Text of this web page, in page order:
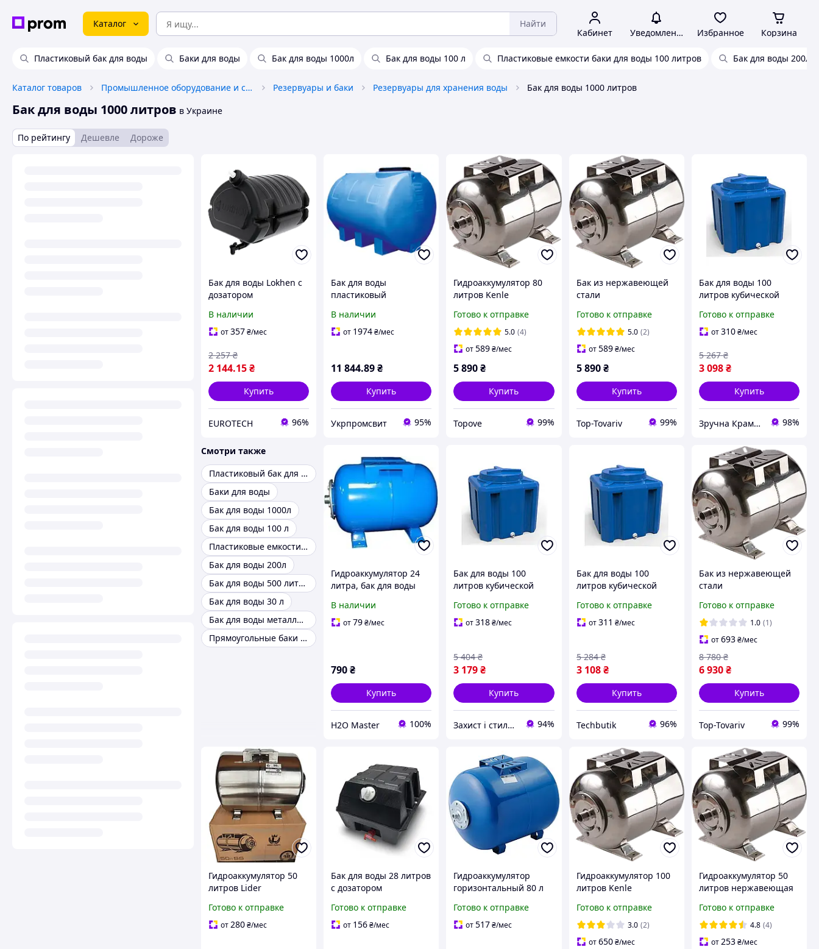
Каталог Найти
Кабинет Уведомления Избранное Корзина
Пластиковый бак для воды Баки для воды Бак для воды 1000л Бак для воды 100 л Пластиковые емкости баки для воды 100 литров Бак для воды 200л
Каталог товаров Промышленное оборудование и станки Резервуары и баки Резервуары для хранения воды Бак для воды 1000 литров
Бак для воды 1000 литров в Украине
По рейтингу Дешевле Дороже
Бак для воды Lokhen с
дозатором
литров, пластик,
Италия (601020300)
В наличии
от357₴/мес
2 144.15₴
2 257 ₴
Купить
EUROTECH 96%
Бак для воды
пластиковый
литров
В наличии
от 1974₴/мес
11 844.89₴
Купить
Укрпромсвит 95%
Гидроаккумулятор 80
литров Kenle
для воды бак
расширительный SS
для водоснабжения
Готово к отправке
5.0 (4)
от589₴/мес
5 890₴
Купить
Topove 99%
Бак из нержавеющей
стали
литров Kenle SS для
водоснабжения
Готово к отправке
5.0 (2)
от589 ₴/мес
5 890 ₴
Купить
Top-Tovariv 99%
Бак для воды 100
литров кубической
воды с люком и
сливным штуцером
Готово к отправке
от310₴/мес
3 098₴
5 267 ₴
Купить
Зручна Крамниця 98%
Смотри также
Пластиковый бак для воды
Баки для воды
Бак для воды 1000л
Бак для воды 100 л
Пластиковые емкости баки для воды 100 литров
Бак для воды 200л
Бак для воды 500 литров
Бак для воды 30 л
Бак для воды металлический
Прямоугольные баки для воды
Гидроаккумулятор 24
литра, бак для воды
В наличии
от79₴/мес
790₴
Купить
H2O Master 100%
Бак для воды 100
литров кубической
крышкой и сливным
штуцером синий MC-
Готово к отправке
от318₴/мес
3 179₴
5 404 ₴
Купить
Захист і стиль — в одному магазині 94%
Бак для воды 100
литров кубической
ЭК BT-18937
Готово к отправке
от311 ₴/мес
3 108 ₴
5 284 ₴
Купить
Techbutik 96%
Бак из нержавеющей
стали
литров Kenle SS для
водоснабжения
Готово к отправке
1.0 (1)
от693₴/мес
6 930₴
8 780 ₴
Купить
Top-Tovariv 99%
Гидроаккумулятор 50
литров Lider
для воды бак
расширительный SS
Готово к отправке
от 280₴/мес
Бак для воды 28 литров
с дозатором
Готово к отправке
от 156₴/мес
Гидроаккумулятор
горизонтальный 80 л
Расширительный бак
для воды для дома на
Готово к отправке
от517₴/мес
Гидроаккумулятор 100
литров Kenle
для воды бак
расширительный SS
для водоснабжения
Готово к отправке
3.0 (2)
от650 ₴/мес
Гидроаккумулятор 50
литров нержавеющая
расширительный для
водоснабжения
Готово к отправке
4.8 (4)
от 253₴/мес